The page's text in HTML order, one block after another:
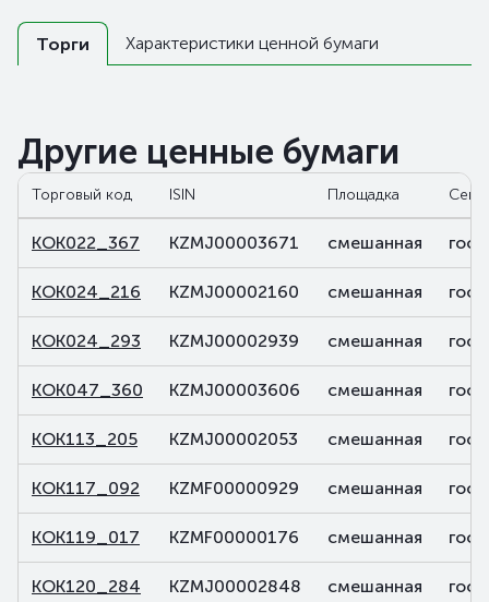
Торги Характеристики ценной бумаги
Другие ценные бумаги
Торговый код ISIN Площадка
KOK022_367 KZMJ00003671 смешанная
KOK024_216 KZMJ00002160 смешанная
KOK024_293 KZMJ00002939 смешанная
KOK047_360 KZMJ00003606 смешанная
KOK113_205 KZMJ00002053 смешанная
KOK117_092 KZMF00000929 смешанная
KOK119_017 KZMF00000176 смешанная
KOK120_284 KZMJ00002848 смешанная